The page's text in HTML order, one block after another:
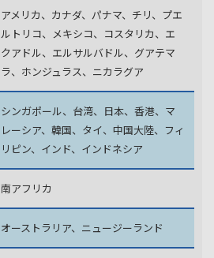
アメリカ、カナダ、パナマ、チリ、プエ
ルトリコ、メキシコ、 コスタリカ、エ
クアドル、エルサルバドル、グアテマ
ラ、 ホンジュラス、ニカラグア
シンガポール、台湾、日本、香港、マ
レーシア、韓国、 タイ、中国大陸、フィ
リピン、インド、インドネシア
南アフリカ
オーストラリア、ニュージーランド